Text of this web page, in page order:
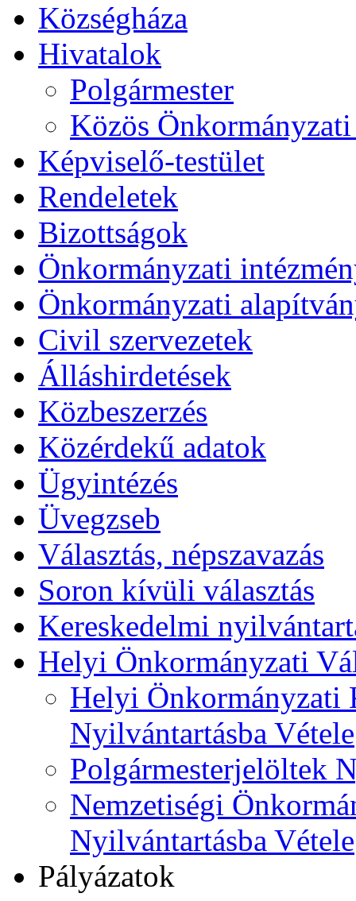
Községháza
Hivatalok
Polgármester
Közös
Képviselő-testület
Rendeletek
Bizottságok
Önkormányzati
Önkormányzati
Civil szervezetek
Álláshirdetések
Közbeszerzés
Közérdekű adatok
Ügyintézés
Üvegzseb
Választás, népszavazás
Soron kívüli választás
Kereskedelmi
Helyi Önkormányzati
Helyi Önkormányzati
Nyilvántartásba Vétele
Polgármesterjelöltek
Nemzetiségi
Nyilvántartásba Vétele
Pályázatok